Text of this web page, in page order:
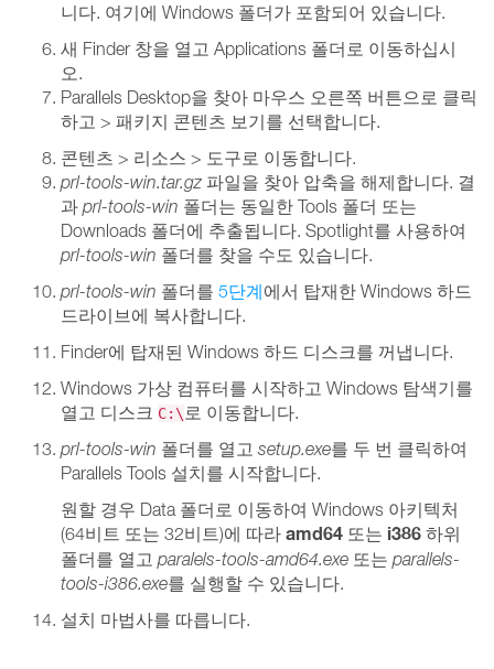
니다. 여기에 Windows 폴더가 포함되어 있습니다.
새 Finder 창을 열고 Applications 폴더로 이동하십시
오.
Parallels Desktop을 찾아 마우스 오른쪽 버튼으로 클릭
하고 > 패키지 콘텐츠 보기를 선택합니다.
콘텐츠 > 리소스 > 도구로 이동합니다.
prl-tools-win.tar.gz 파일을 찾아 압축을 해제합니다. 결
과 prl-tools-win 폴더는 동일한 Tools 폴더 또는
Downloads 폴더에 추출됩니다. Spotlight를 사용하여
prl-tools-win 폴더를 찾을 수도 있습니다.
prl-tools-win 폴더를 5단계에서 탑재한 Windows 하드
드라이브에 복사합니다.
Finder에 탑재된 Windows 하드 디스크를 꺼냅니다.
Windows 가상 컴퓨터를 시작하고 Windows 탐색기를
열고 디스크 C:\ 로 이동합니다.
prl-tools-win 폴더를 열고 setup.exe를 두 번 클릭하여
Parallels Tools 설치를 시작합니다.
원할 경우 Data 폴더로 이동하여 Windows 아키텍처
(64비트 또는 32비트)에 따라 amd64 또는 i386 하위
폴더를 열고 paralels-tools-amd64.exe 또는 parallels-
tools-i386.exe를 실행할 수 있습니다.
설치 마법사를 따릅니다.